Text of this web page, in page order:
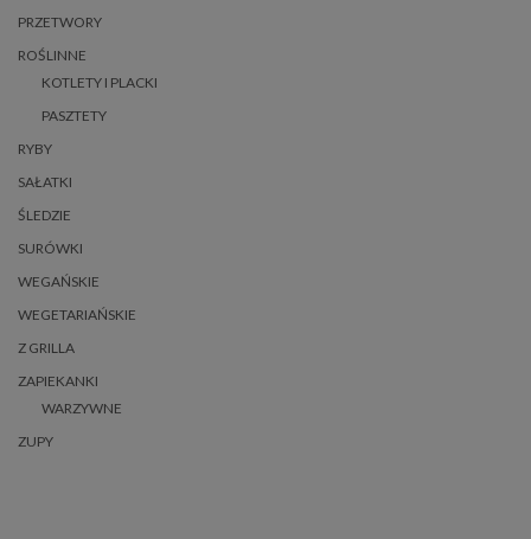
PRZETWORY
ROŚLINNE
KOTLETY I PLACKI
PASZTETY
RYBY
SAŁATKI
ŚLEDZIE
SURÓWKI
WEGAŃSKIE
WEGETARIAŃSKIE
Z GRILLA
ZAPIEKANKI
WARZYWNE
ZUPY